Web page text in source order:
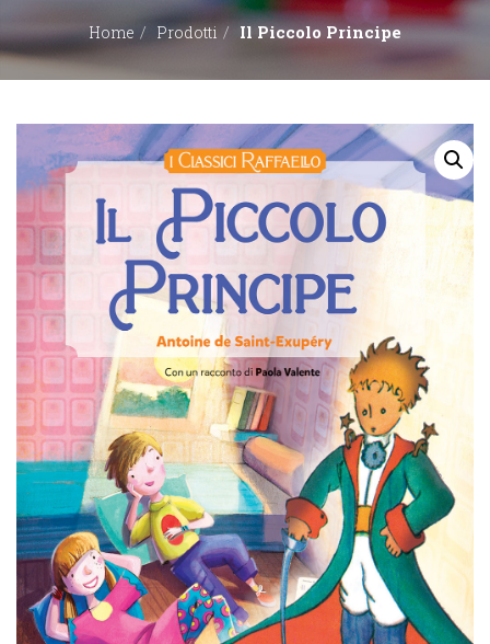
EDITORI
LIBRERIE
Home Prodotti Il Piccolo Principe